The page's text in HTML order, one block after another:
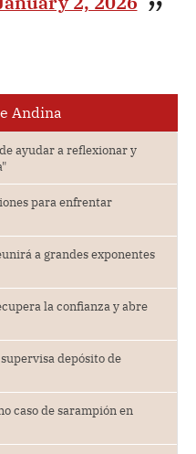
Andina
ayudar a reflexionar y
para enfrentar
a grandes exponentes
la confianza y abre
depósito de
caso de sarampión en